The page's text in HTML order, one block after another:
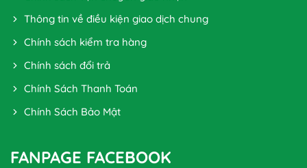
Thông tin về điều kiện giao dịch chung
Chính sách kiểm tra hàng
Chính sách đổi trả
Chính Sách Thanh Toán
Chính Sách Bảo Mật
FANPAGE FACEBOOK